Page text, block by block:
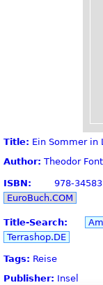
Title: Ein Sommer in
Author: Theodor
ISBN: 978-
EuroBuch.COM
Title-Search:
Terrashop.DE
Tags: Reise
Publisher: Insel